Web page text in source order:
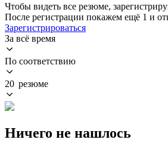
Чтобы видеть все резюме,
После регистрации покажем ещё 1 и
Зарегистрироваться
За всё время
По соответствию
20 резюме
Ничего не нашлось